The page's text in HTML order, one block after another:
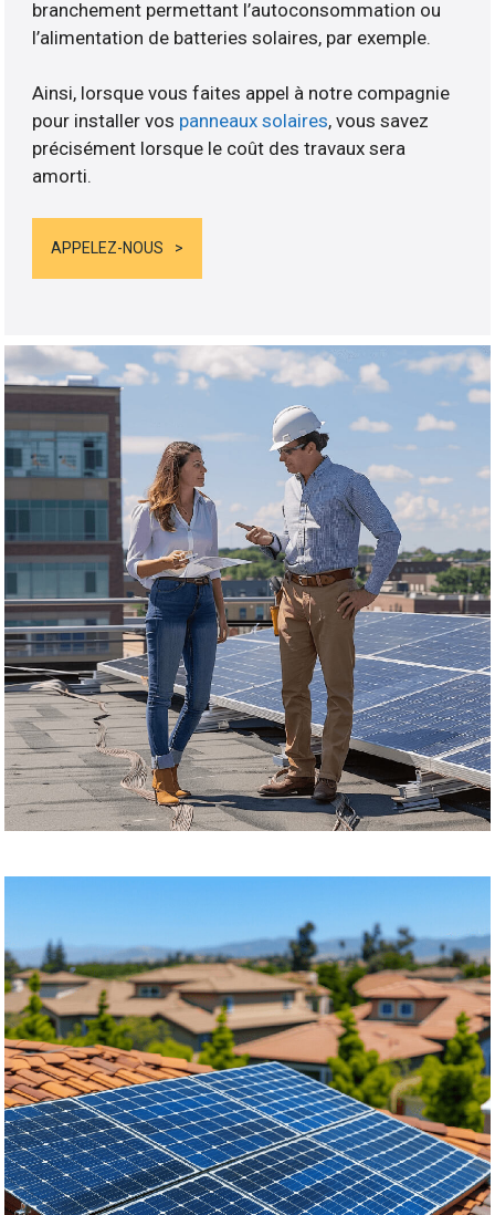
branchement permettant l’autoconsommation ou
l’alimentation de batteries solaires, par exemple.
Ainsi, lorsque vous faites appel à notre compagnie
pour installer vos panneaux solaires, vous savez
précisément lorsque le coût des travaux sera
amorti.
APPELEZ-NOUS